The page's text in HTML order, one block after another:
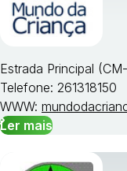
Estrada Principal
Telefone: 261318150
WWW:
Ler mais